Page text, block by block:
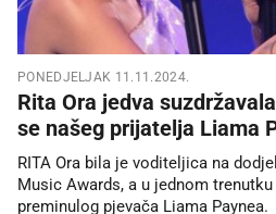
PONEDJELJAK 11.11.2024.
Rita Ora jedva
se našeg prijatelja Liama
RITA Ora bila je voditeljica na
Music Awards, a u jednom
preminulog pjevača Liama Paynea.